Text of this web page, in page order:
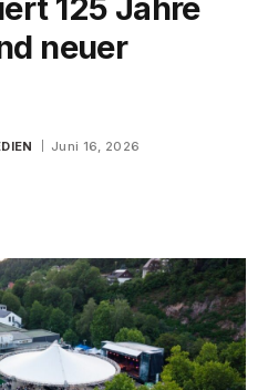
125 Jahre
neuer
Juni 16, 2026